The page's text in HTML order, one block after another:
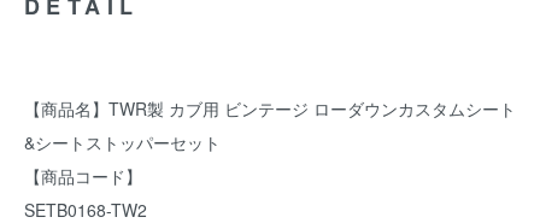
【商品名】TWR製 カブ用 ビンテージ ローダウンカスタムシート
&シートストッパーセット
【商品コード】
SETB0168-TW2